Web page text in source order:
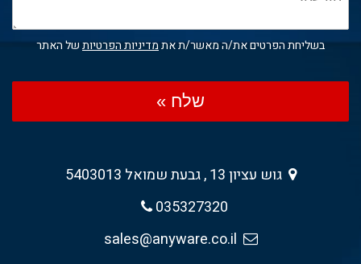
בשליחת הפרטים את/ה מאשר/ת אתמדיניות הפרטיותשל האתר
שלח »
גוש עציון 13 , גבעת שמואל 5403013
035327320